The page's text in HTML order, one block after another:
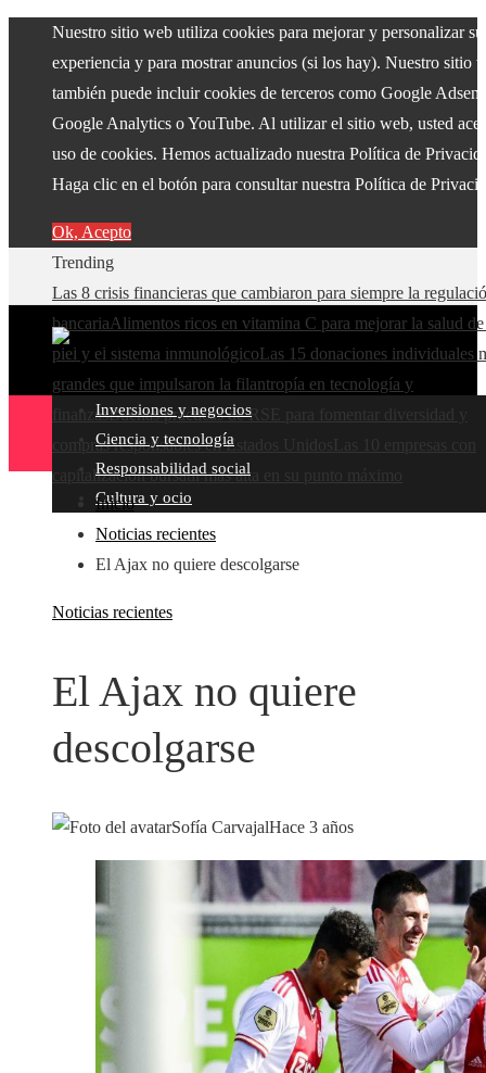
Nuestro sitio web utiliza cookies para mejorar y personalizar su
experiencia y para mostrar anuncios (si los hay). Nuestro sitio
también puede incluir cookies de terceros como Google
Google Analytics o YouTube. Al utilizar el sitio web, usted
uso de cookies. Hemos actualizado nuestra Política de
Haga clic en el botón para consultar nuestra Política de
Ok, Acepto
Trending
Las 8 crisis financieras que cambiaron para siempre la
bancariaAlimentos ricos en vitamina C para mejorar la salud
piel y el sistema inmunológicoLas 15 donaciones individuales
grandes que impulsaron la filantropía en tecnología y
finanzasBuenas prácticas de RSE para fomentar diversidad y
compras responsables en Estados Unidos
capitalización bursátil más alta en su punto máximo
Inversiones y negocios
Ciencia y tecnología
Responsabilidad social
Cultura y ocio
Inicio
Noticias recientes
El Ajax no quiere descolgarse
Noticias recientes
El Ajax no quiere
descolgarse
Sofía CarvajalHace 3 años